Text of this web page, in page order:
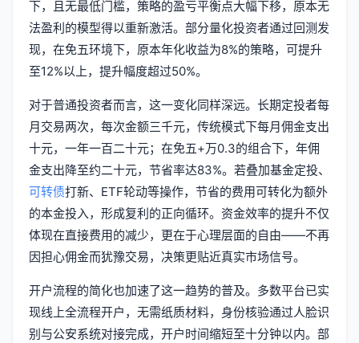
下，且无最低门槛，策略的盈亏平衡点大幅下移，原本无
法盈利的模型得以重新激活。部分量化投资者通过回测发
现，在免五环境下，原本年化收益为8%的策略，可提升
至12%以上，提升幅度超过50%。
对于普通投资者而言，这一变化同样深远。长期定投者每
月交易两次，每次金额三千元，传统模式下每月佣金支出
十元，一年一百二十元；在免五+万0.3的组合下，年佣
金支出降至约二十元，节省率达83%。若叠加基金定投、
可转债打新、ETF轮动等操作，节省的费用可转化为额外
的本金投入，形成复利的正向循环。资金效率的提升不仅
体现在直接费用的减少，更在于心理层面的自由——不再
因担心佣金而犹豫交易，决策更贴近真实市场信号。
开户流程的简化也加速了这一趋势的普及。多数平台已实
现线上全流程开户，无需纸质材料，身份核验通过人脸识
别与公安系统对接完成，开户时间缩短至十分钟以内。部